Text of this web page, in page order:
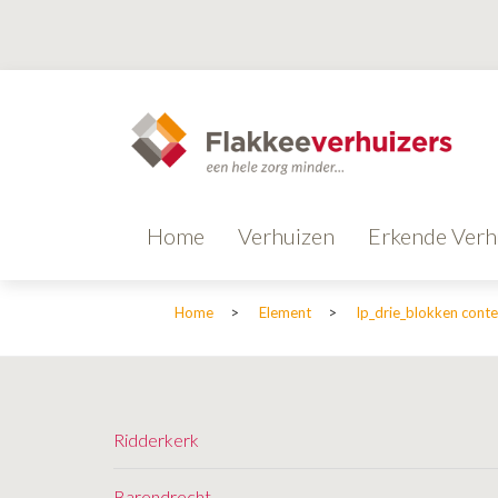
Home Verhuizen Erkende
Home > Element > lp_drie_blokken
Ridderkerk